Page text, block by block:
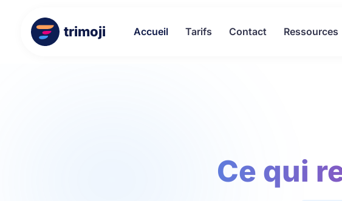
trimoji Accueil Tarifs Contact Ressources
Ce qui